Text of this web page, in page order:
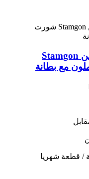
سروال سباحة للرجال من Stamgon
مع بطانة